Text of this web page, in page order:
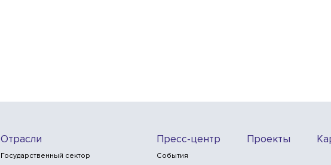
Отрасли
Государственный сектор
Пресс-центр
События
Проекты